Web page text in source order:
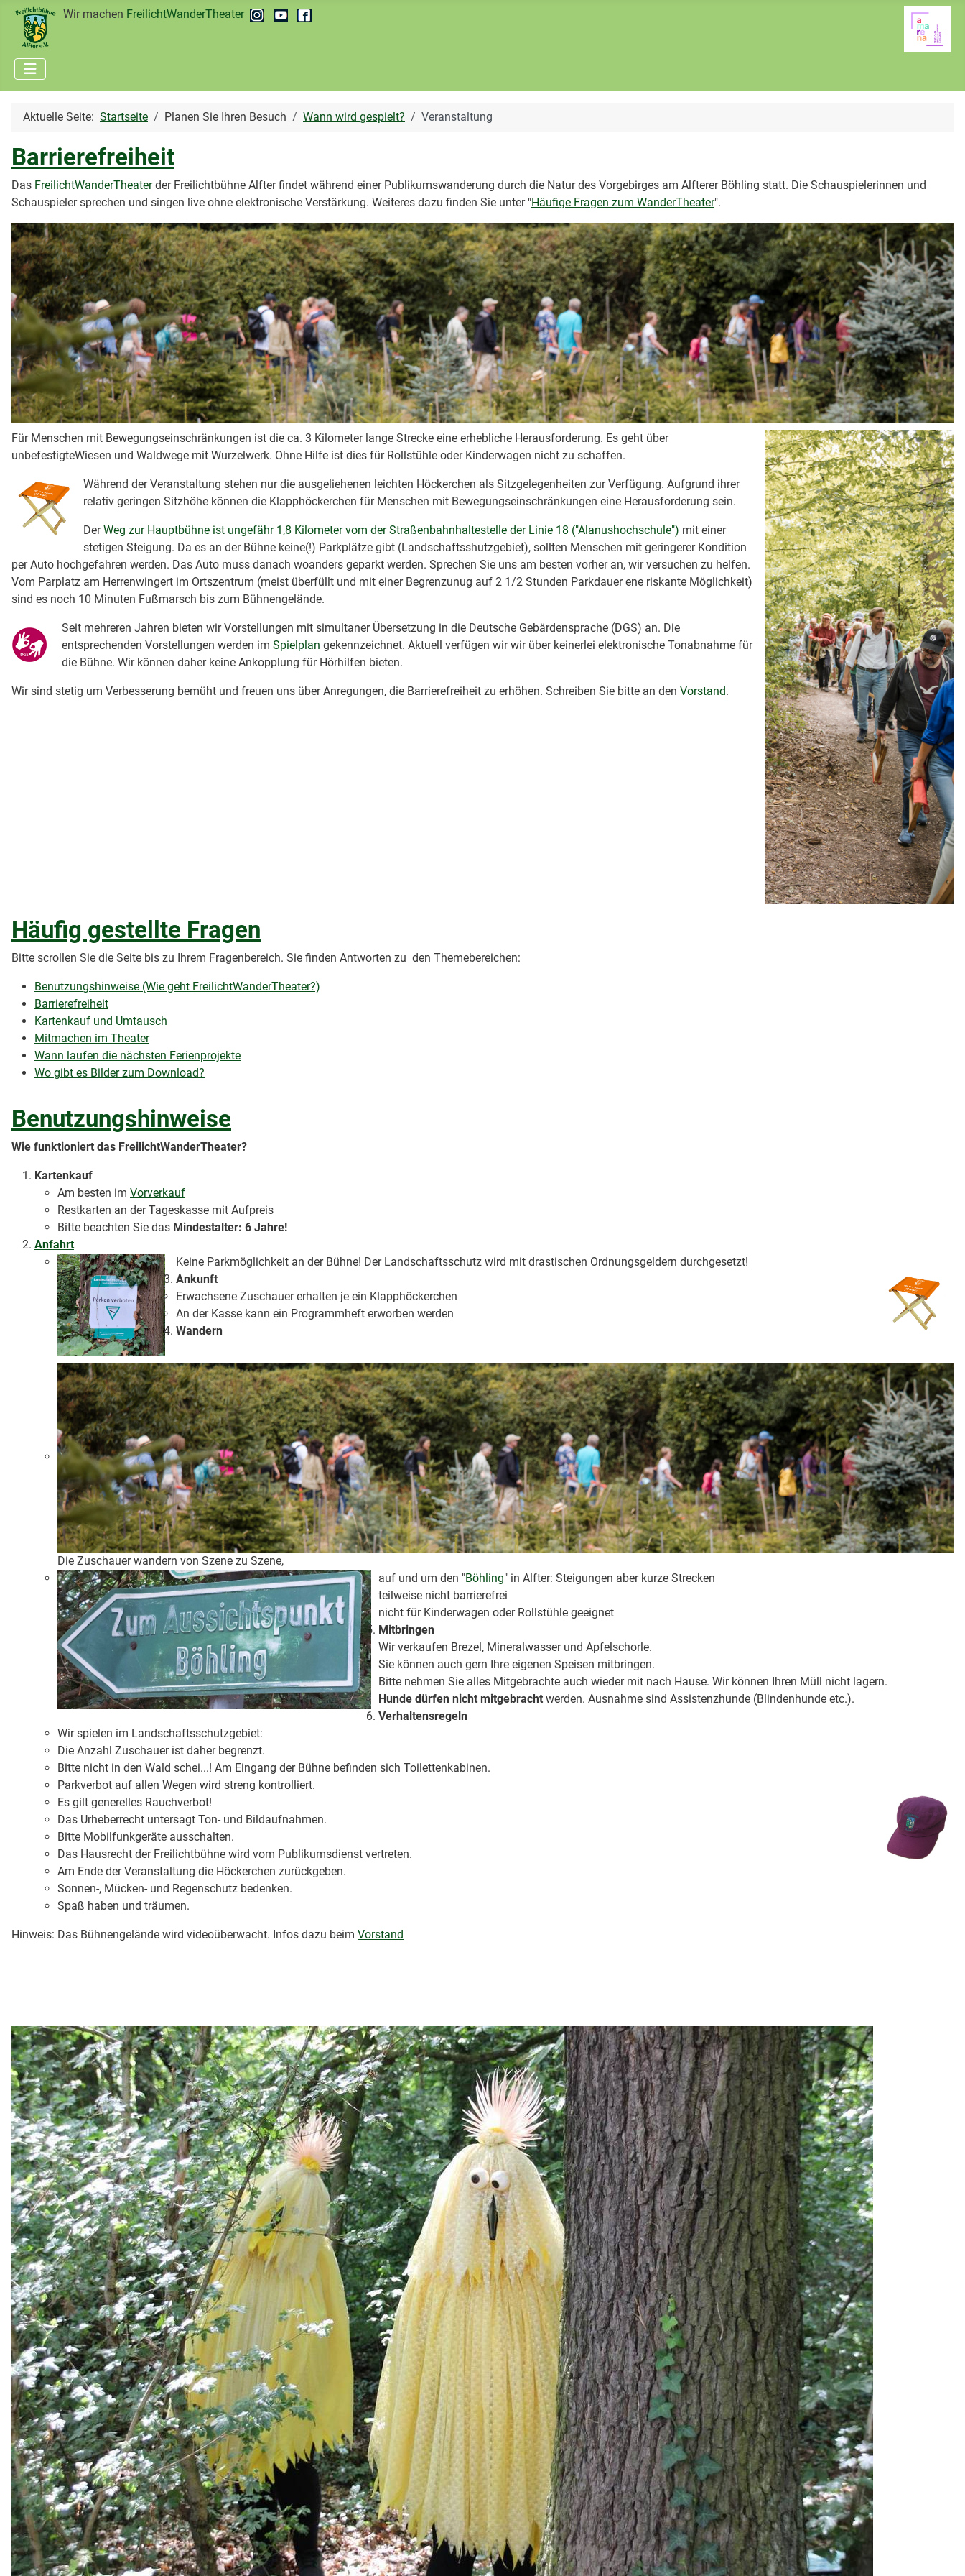
Wir machen FreilichtWanderTheater
Aktuelle Seite: Startseite Planen Sie Ihren Besuch Wann wird gespielt? Veranstaltung
Barrierefreiheit
Das FreilichtWanderTheaterder Freilichtbühne Alfter findet während einer Publikumswanderung durch die Natur des Vorgebirges am Alfterer Böhling statt. Die Schauspielerinnen und
Schauspieler sprechen und singen live ohne elektronische Verstärkung. Weiteres dazu finden Sie unter "Häufige Fragen zum WanderTheater".
Für Menschen mit Bewegungseinschränkungen ist die ca. 3 Kilometer lange Strecke eine erhebliche Herausforderung. Es geht über
unbefestigteWiesen und Waldwege mit Wurzelwerk. Ohne Hilfe ist dies für Rollstühle oder Kinderwagen nicht zu schaffen.
Während der Veranstaltung stehen nur die ausgeliehenen leichten Höckerchen als Sitzgelegenheiten zur Verfügung. Aufgrund ihrer
relativ geringen Sitzhöhe können die Klapphöckerchen für Menschen mit Bewegungseinschränkungen eine Herausforderung sein.
DerWeg zur Hauptbühne ist ungefähr 1,8 Kilometer vom der Straßenbahnhaltestelle der Linie 18 ("Alanushochschule") mit einer
stetigen Steigung. Da es an der Bühne keine(!) Parkplätze gibt (Landschaftsshutzgebiet), sollten Menschen mit geringerer Kondition
per Auto hochgefahren werden. Das Auto muss danach woanders geparkt werden. Sprechen Sie uns am besten vorher an, wir versuchen zu helfen.
Vom Parplatz am Herrenwingert im Ortszentrum (meist überfüllt und mit einer Begrenzunug auf 2 1/2 Stunden Parkdauer ene riskante Möglichkeit)
sind es noch 10 Minuten Fußmarsch bis zum Bühnengelände.
Seit mehreren Jahren bieten wir Vorstellungen mit simultaner Übersetzung in die Deutsche Gebärdensprache (DGS) an. Die
entsprechenden Vorstellungen werden im Spielplan gekennzeichnet. Aktuell verfügen wir wir über keinerlei elektronische Tonabnahme für
die Bühne. Wir können daher keine Ankopplung für Hörhilfen bieten.
Wir sind stetig um Verbesserung bemüht und freuen uns über Anregungen, die Barrierefreiheit zu erhöhen. Schreiben Sie bitte an den Vorstand.
Häufig gestellte Fragen
Bitte scrollen Sie die Seite bis zu Ihrem Fragenbereich. Sie finden Antworten zu den Themebereichen:
Benutzungshinweise (Wie geht FreilichtWanderTheater?)
Barrierefreiheit
Kartenkauf und Umtausch
Mitmachen im Theater
Wann laufen die nächsten Ferienprojekte
Wo gibt es Bilder zum Download?
Benutzungshinweise
Wie funktioniert das FreilichtWanderTheater?
Kartenkauf
Am besten im Vorverkauf
Restkarten an der Tageskasse mit Aufpreis
Bitte beachten Sie das Mindestalter: 6 Jahre!
Anfahrt
Keine Parkmöglichkeit an der Bühne! Der Landschaftsschutz wird mit drastischen Ordnungsgeldern durchgesetzt!
Ankunft
Erwachsene Zuschauer erhalten je ein Klapphöckerchen
An der Kasse kann ein Programmheft erworben werden
Wandern
Die Zuschauer wandern von Szene zu Szene,
auf und um den "Böhling" in Alfter: Steigungen aber kurze Strecken
teilweise nicht barrierefrei
nicht für Kinderwagen oder Rollstühle geeignet
Mitbringen
Wir verkaufen Brezel, Mineralwasser und Apfelschorle.
Sie können auch gern Ihre eigenen Speisen mitbringen.
Bitte nehmen Sie alles Mitgebrachte auch wieder mit nach Hause. Wir können Ihren Müll nicht lagern.
Hunde dürfen nicht mitgebrachtwerden. Ausnahme sind Assistenzhunde (Blindenhunde etc.).
Verhaltensregeln
Wir spielen im Landschaftsschutzgebiet:
Die Anzahl Zuschauer ist daher begrenzt.
Bitte nicht in den Wald schei...! Am Eingang der Bühne befinden sich Toilettenkabinen.
Parkverbot auf allen Wegen wird streng kontrolliert.
Es gilt generelles Rauchverbot!
Das Urheberrecht untersagt Ton- und Bildaufnahmen.
Bitte Mobilfunkgeräte ausschalten.
Das Hausrecht der Freilichtbühne wird vom Publikumsdienst vertreten.
Am Ende der Veranstaltung die Höckerchen zurückgeben.
Sonnen-, Mücken- und Regenschutz bedenken.
Spaß haben und träumen.
Hinweis: Das Bühnengelände wird videoüberwacht. Infos dazu beim Vorstand